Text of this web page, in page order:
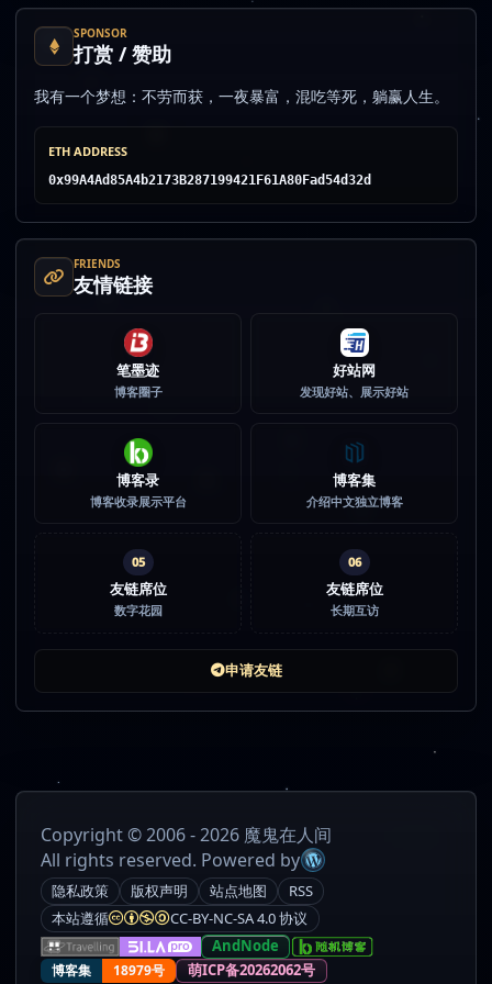
SPONSOR
打赏 / 赞助
我有一个梦想：不劳而获，一夜暴富，混吃等死，躺赢人生。
ETH ADDRESS
0x99A4Ad85A4b2173B287199421F61A80Fad54d32d
FRIENDS
友情链接
笔墨迹
博客圈子
好站网
发现好站、展示好站
博客录
博客收录展示平台
博客集
介绍中文独立博客
05
友链席位
数字花园
06
友链席位
长期互访
申请友链
Copyright © 2006 - 2026 魔鬼在人间
All rights reserved. Powered by
隐私政策 版权声明 站点地图
RSS
本站遵循
CC-BY-NC-SA 4.0 协议
AndNode
博客集 18979号 萌ICP备20262062号